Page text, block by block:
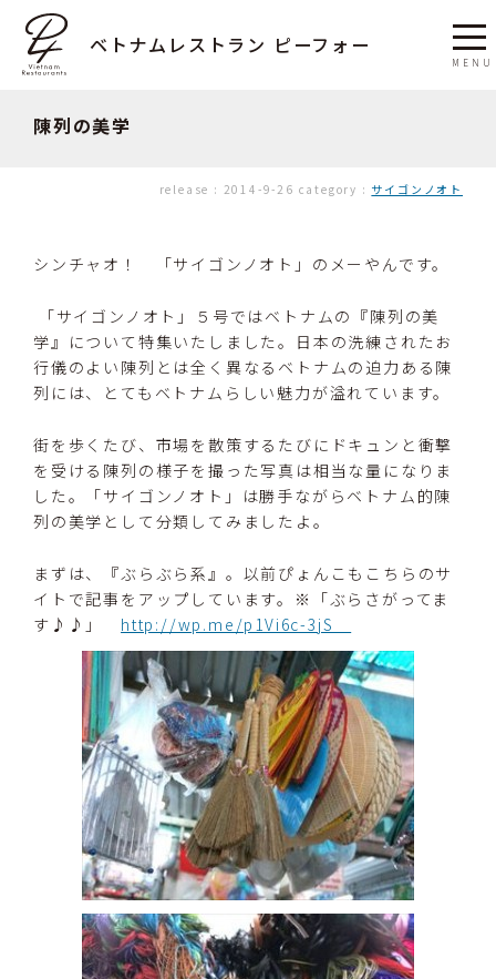
ベトナムレストラン ピーフォー
陳列の美学
release : 2014-9-26 category : サイゴンノオト
シンチャオ！ 「サイゴンノオト」のメーやんです。
「サイゴンノオト」５号ではベトナムの『陳列の美
学』について特集いたしました。日本の洗練されたお
行儀のよい陳列とは全く異なるベトナムの迫力ある陳
列には、とてもベトナムらしい魅力が溢れています。
街を歩くたび、市場を散策するたびにドキュンと衝撃
を受ける陳列の様子を撮った写真は相当な量になりま
した。「サイゴンノオト」は勝手ながらベトナム的陳
列の美学として分類してみましたよ。
まずは、『ぶらぶら系』。以前ぴょんこもこちらのサ
イトで記事をアップしています。※
「ぶらさがってま
す♪♪」 http://wp.me/p1Vi6c-3jS